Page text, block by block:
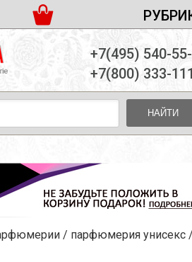
И ОПЛАТА
ПАРТНЕРСТВО
КОНТАКТЫ
ПАРФЮМЕРИЯ
ПАРФЮМЕРИЯ
ПАРФЮМЕРИЯ
НАБОРЫ
НАБОРЫ
НАБОРЫ
ЗА ЛИЦОМ
ЗА ТЕЛОМ
+7(495) 540-
+7(800) 333-
НАЙТИ
/ парфюмерия унисекс /